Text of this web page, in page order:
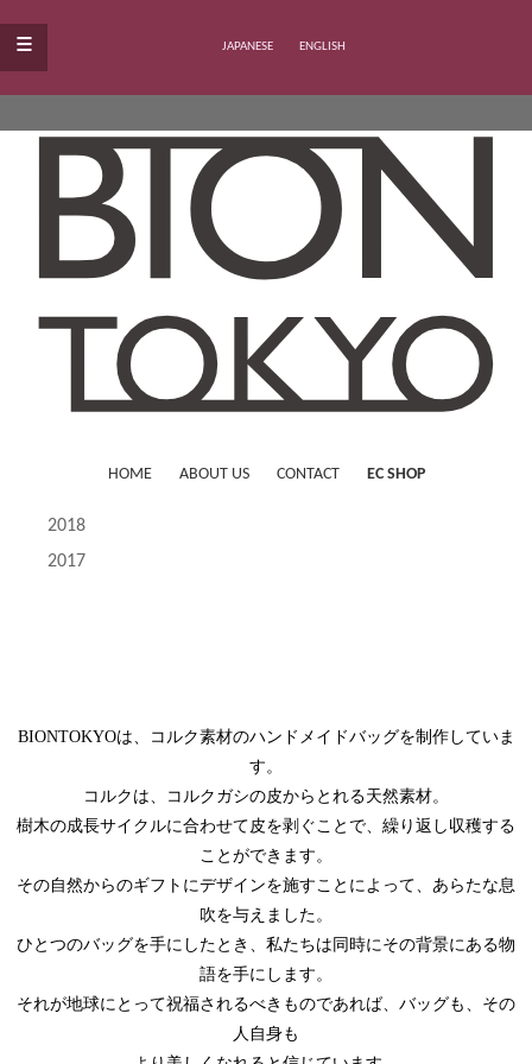
≡ JAPANESE ENGLISH
HOME ABOUT US CONTACT EC SHOP
2018
2017
BIONTOKYOは、コルク素材のハンドメイドバッグを制作していま
す。
コルクは、コルクガシの皮からとれる天然素材。
樹木の成長サイクルに合わせて皮を剥ぐことで、繰り返し収穫する
ことができます。
その自然からのギフトにデザインを施すことによって、あらたな息
吹を与えました。
ひとつのバッグを手にしたとき、私たちは同時にその背景にある物
語を手にします。
それが地球にとって祝福されるべきものであれば、バッグも、その
人自身も